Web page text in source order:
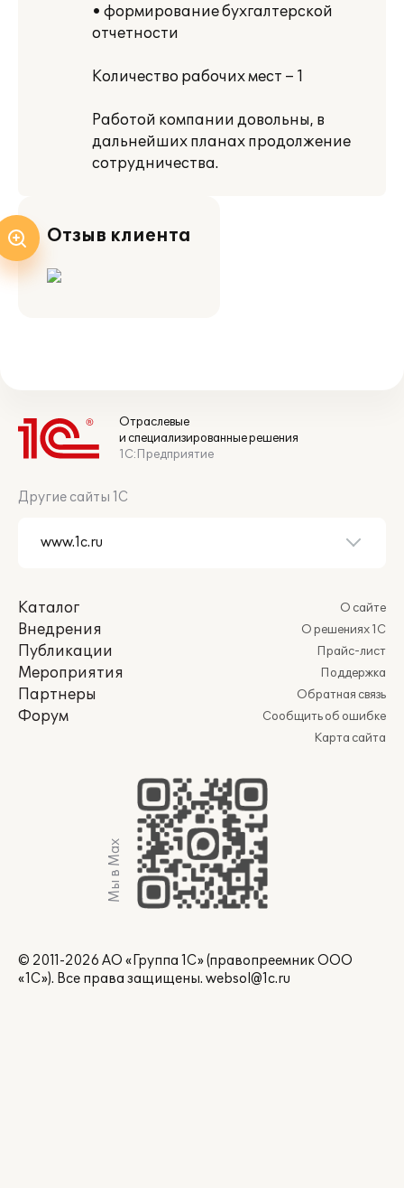
• формирование бухгалтерской
отчетности
Количество рабочих мест – 1
Работой компании довольны, в
дальнейших планах продолжение
сотрудничества.
Отзыв клиента
Отраслевые
и специализированные решения
1С:Предприятие
Другие сайты 1С
Каталог
Внедрения
Публикации
Мероприятия
Партнеры
Форум
О сайте
О решениях 1С
Прайс-лист
Поддержка
Обратная связь
Сообщить об ошибке
Карта сайта
Мы в Max
© 2011-2026 АО «Группа 1С» (правопреемник ООО
«1С»). Все права защищены. websol@1c.ru